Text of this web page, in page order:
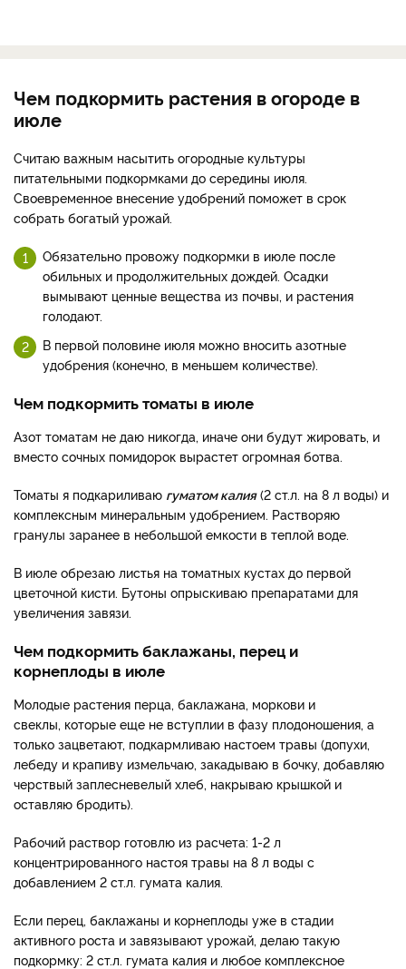
Чем подкормить растения в огороде в
июле
Считаю важным насытить огородные культуры
питательными подкормками до середины июля.
Своевременное внесение удобрений поможет в срок
собрать богатый урожай.
Обязательно провожу подкормки в июле после
обильных и продолжительных дождей. Осадки
вымывают ценные вещества из почвы, и растения
голодают.
В первой половине июля можно вносить азотные
удобрения (конечно, в меньшем количестве).
Чем подкормить томаты в июле
Азот томатам не даю никогда, иначе они будут жировать, и
вместо сочных помидорок вырастет огромная ботва.
Томаты я подкариливаю гуматом калия(2 ст.л. на 8 л воды) и
комплексным минеральным удобрением. Растворяю
гранулы заранее в небольшой емкости в теплой воде.
В июле обрезаю листья на томатных кустах до первой
цветочной кисти. Бутоны опрыскиваю препаратами для
увеличения завязи.
Чем подкормить баклажаны, перец и
корнеплоды в июле
Молодые растения перца, баклажана, моркови и
свеклы, которые еще не вступлии в фазу плодоношения, а
только зацветают, подкармливаю настоем травы (допухи,
лебеду и крапиву измельчаю, закадываю в бочку, добавляю
черствый заплесневелый хлеб, накрываю крышкой и
оставляю бродить).
Рабочий раствор готовлю из расчета: 1-2 л
концентрированного настоя травы на 8 л воды с
добавлением 2 ст.л. гумата калия.
Если перец, баклажаны и корнеплоды уже в стадии
активного роста и завязывают урожай, делаю такую
подкормку: 2 ст.л. гумата калия и любое комплексное